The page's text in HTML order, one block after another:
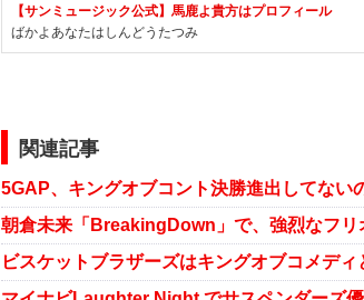
【サンミュージック公式】馬鹿よ貴方はプロフィール
ばかよあなたはしんどうたつみ
関連記事
5GAP、キングオブコント決勝進出してない